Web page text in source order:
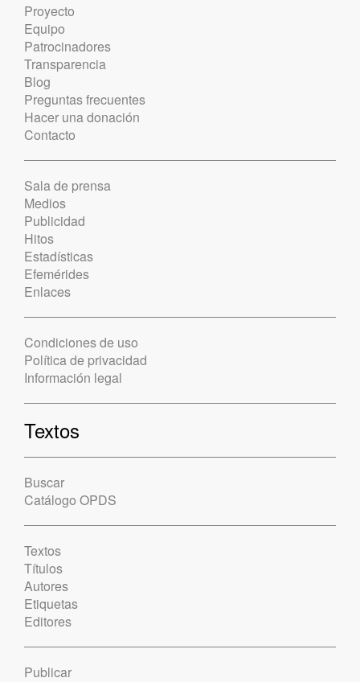
Proyecto
Equipo
Patrocinadores
Transparencia
Blog
Preguntas frecuentes
Hacer una donación
Contacto
Sala de prensa
Medios
Publicidad
Hitos
Estadísticas
Efemérides
Enlaces
Condiciones de uso
Política de privacidad
Información legal
Textos
Buscar
Catálogo OPDS
Textos
Títulos
Autores
Etiquetas
Editores
Publicar